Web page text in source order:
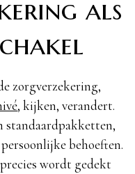
als
zorgverzekering,
, kijken, verandert.
standaardpakketten,
behoeften.
wordt gedekt